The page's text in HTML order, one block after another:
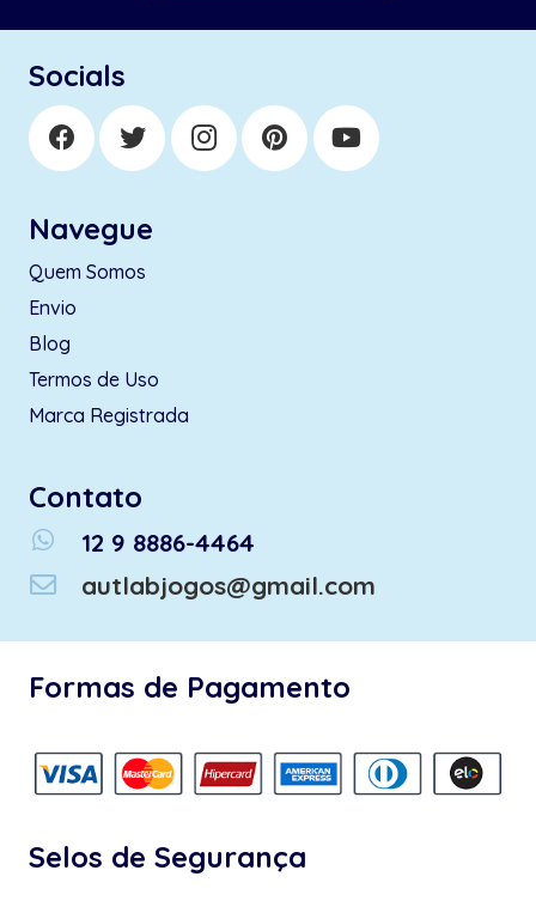
Socials
Navegue
Quem Somos
Envio
Blog
Termos de Uso
Marca Registrada
Contato
whatsapp
12 9 8886-4464
autlabjogos@gmail.com
Formas de Pagamento
Selos de Segurança